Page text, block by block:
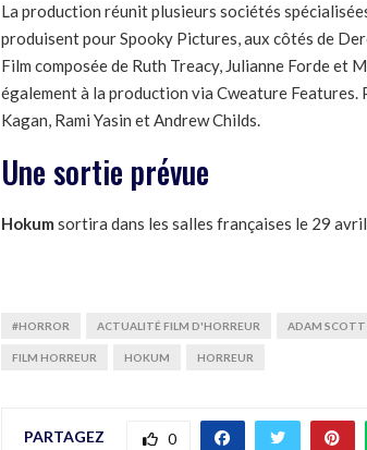
La production réunit plusieurs sociétés
produisent pour Spooky Pictures, aux côtés de
Film composée de Ruth Treacy, Julianne Forde et
également à la production via Cweature
Kagan, Rami Yasin et Andrew Childs.
Une sortie prévue
Hokum sortira dans les salles françaises le 29
#HORROR ACTUALITÉ FILM D'HORREUR ADAM SCOTT
FILM HORREUR HOKUM HORREUR
PARTAGEZ 0